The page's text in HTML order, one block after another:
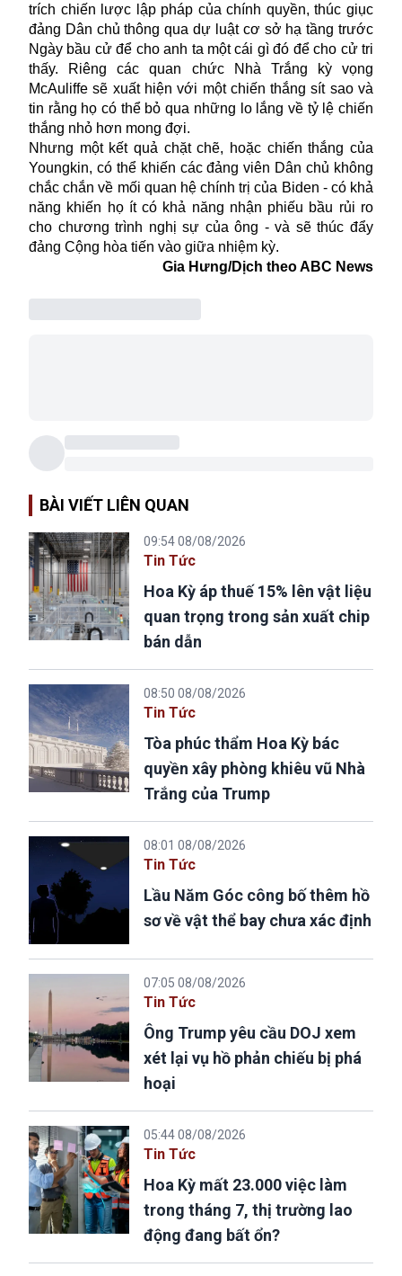
trích chiến lược lập pháp của chính quyền, thúc giục
đảng Dân chủ thông qua dự luật cơ sở hạ tầng trước
Ngày bầu cử để cho anh ta một cái gì đó để cho cử tri
thấy. Riêng các quan chức Nhà Trắng kỳ vọng
McAuliffe sẽ xuất hiện với một chiến thắng sít sao và
tin rằng họ có thể bỏ qua những lo lắng về tỷ lệ chiến
thắng nhỏ hơn mong đợi.
Nhưng một kết quả chặt chẽ, hoặc chiến thắng của
Youngkin, có thể khiến các đảng viên Dân chủ không
chắc chắn về mối quan hệ chính trị của Biden - có khả
năng khiến họ ít có khả năng nhận phiếu bầu rủi ro
cho chương trình nghị sự của ông - và sẽ thúc đẩy
đảng Cộng hòa tiến vào giữa nhiệm kỳ.
Gia Hưng/Dịch theo ABC News
BÀI VIẾT LIÊN QUAN
09:54 08/08/2026
Tin Tức
Hoa Kỳ áp thuế 15% lên vật liệu
quan trọng trong sản xuất chip
bán dẫn
08:50 08/08/2026
Tin Tức
Tòa phúc thẩm Hoa Kỳ bác
quyền xây phòng khiêu vũ Nhà
Trắng của Trump
08:01 08/08/2026
Tin Tức
Lầu Năm Góc công bố thêm hồ
sơ về vật thể bay chưa xác định
07:05 08/08/2026
Tin Tức
Ông Trump yêu cầu DOJ xem
xét lại vụ hồ phản chiếu bị phá
hoại
05:44 08/08/2026
Tin Tức
Hoa Kỳ mất 23.000 việc làm
trong tháng 7, thị trường lao
động đang bất ổn?